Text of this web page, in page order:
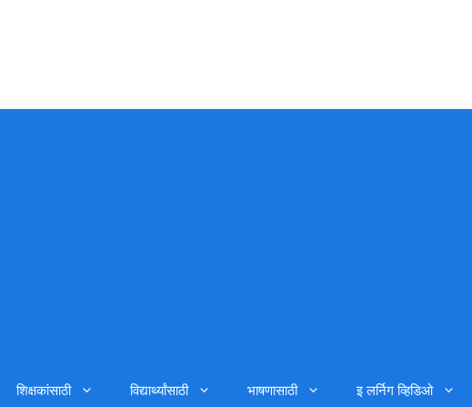
शिक्षकांसाठी विद्यार्थ्यांसाठी भाषणासाठी इ लर्निग व्हिडिओ